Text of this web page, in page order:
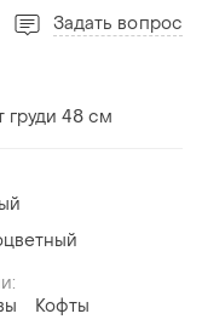
Задать вопрос
груди 48 см
Кофты